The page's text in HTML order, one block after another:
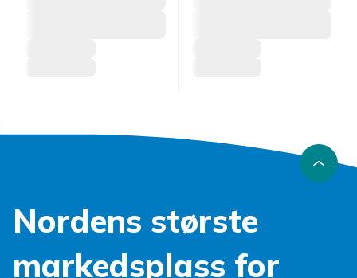
Nordens største
markedsplass for